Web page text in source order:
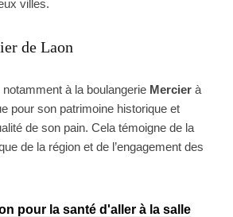
villes.
de Laon
à la boulangerie Mercier à
pour son patrimoine historique et
de son pain. Cela témoigne de la
de la région et de l’engagement des
pour la santé d'aller à la salle